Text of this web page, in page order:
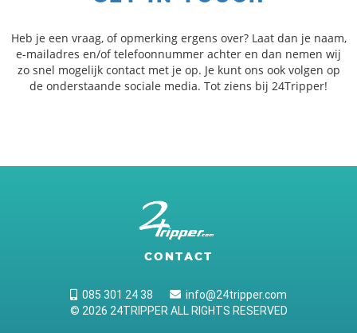
Heb je een vraag, of opmerking ergens over? Laat dan je naam,
e-mailadres en/of telefoonnummer achter en dan nemen wij
zo snel mogelijk contact met je op. Je kunt ons ook volgen op
de onderstaande sociale media. Tot ziens bij 24Tripper!
CONTACT
085 301 24 38
info@24tripper.com
© 2026 24TRIPPER ALL RIGHTS RESERVED